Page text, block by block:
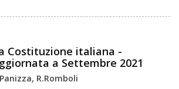
Costituzione italiana -
a Settembre 2021
R.Romboli